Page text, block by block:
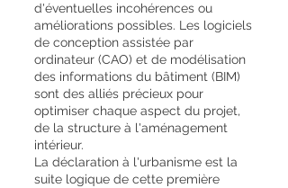
d'éventuelles incohérences ou
améliorations possibles. Les logiciels
de conception assistée par
ordinateur (CAO) et de modélisation
des informations du bâtiment (BIM)
sont des alliés précieux pour
optimiser chaque aspect du projet,
de la structure à l'aménagement
intérieur.
La déclaration à l'urbanisme est la
suite logique de cette première